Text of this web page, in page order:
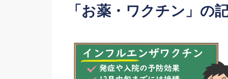
「お薬・ワクチン」の